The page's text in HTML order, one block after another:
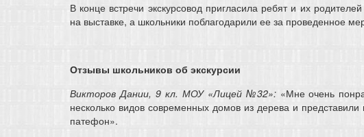
В конце встречи экскурсовод пригласила ребят и их
на выставке, а школьники поблагодарили ее за проведенное
Отзывы школьников об экскурсии
Викторов Дании, 9 кл. МОУ «Лицей №32»:«Мне очень
несколько видов современных домов из дерева и
патефон».